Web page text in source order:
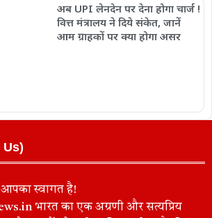
अब UPI लेनदेन पर देना होगा चार्ज !
वित्त मंत्रालय ने दिये संकेत, जानें
आम ग्राहकों पर क्या होगा असर
Us)
स्वागत है!
भारत का एक अग्रणी और सत्यप्रिय